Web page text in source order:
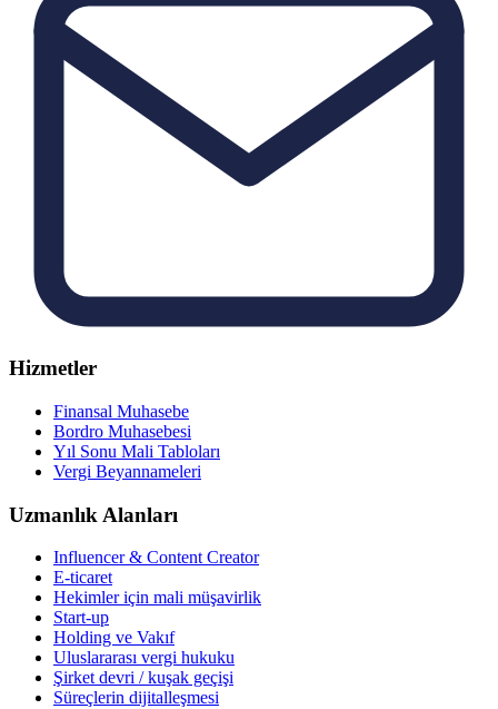
Hizmetler
Finansal Muhasebe
Bordro Muhasebesi
Yıl Sonu Mali Tabloları
Vergi Beyannameleri
Uzmanlık Alanları
Influencer & Content Creator
E-ticaret
Hekimler için mali müşavirlik
Start-up
Holding ve Vakıf
Uluslararası vergi hukuku
Şirket devri / kuşak geçişi
Süreçlerin dijitalleşmesi